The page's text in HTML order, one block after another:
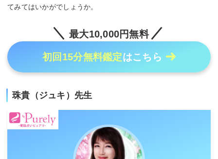
てみてはいかがでしょうか。
最大10,000円無料
初回15分無料鑑定はこちら
珠貴（ジュキ）先生